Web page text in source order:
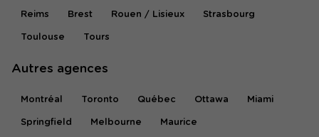
Reims Brest Rouen / Lisieux Strasbourg
Toulouse Tours
Autres agences
Montréal Toronto Québec Ottawa Miami
Springfield Melbourne Maurice